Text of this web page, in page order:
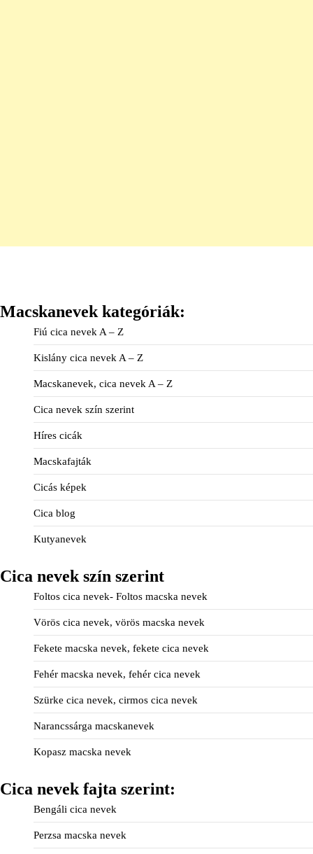
Macskanevek kategóriák:
Fiú cica nevek A – Z
Kislány cica nevek A – Z
Macskanevek, cica nevek A – Z
Cica nevek szín szerint
Híres cicák
Macskafajták
Cicás képek
Cica blog
Kutyanevek
Cica nevek szín szerint
Foltos cica nevek- Foltos macska nevek
Vörös cica nevek, vörös macska nevek
Fekete macska nevek, fekete cica nevek
Fehér macska nevek, fehér cica nevek
Szürke cica nevek, cirmos cica nevek
Narancssárga macskanevek
Kopasz macska nevek
Cica nevek fajta szerint:
Bengáli cica nevek
Perzsa macska nevek